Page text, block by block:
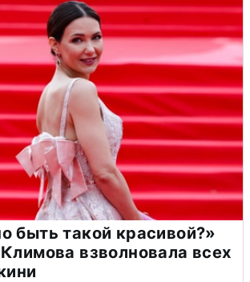
быть такой красивой?»
взволновала всех